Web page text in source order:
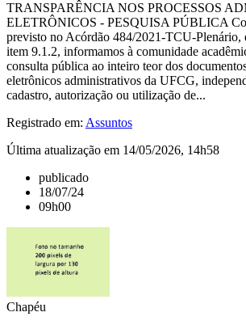
TRANSPARÊNCIA NOS PROCESSOS
ELETRÔNICOS - PESQUISA PÚBLICA
previsto no Acórdão 484/2021-TCU-Plenário,
item 9.1.2, informamos à comunidade
consulta pública ao inteiro teor dos
eletrônicos administrativos da UFCG,
cadastro, autorização ou utilização de...
Registrado em: Assuntos
Última atualização em 14/05/2026, 14h58
publicado
18/07/24
09h00
Chapéu